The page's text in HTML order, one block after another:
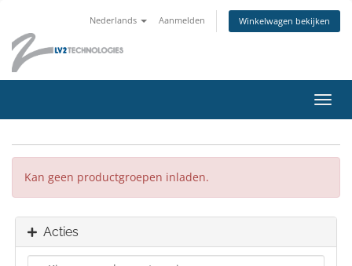
Nederlands Aanmelden Winkelwagen bekijken
in-/
Kan geen productgroepen inladen.
Acties